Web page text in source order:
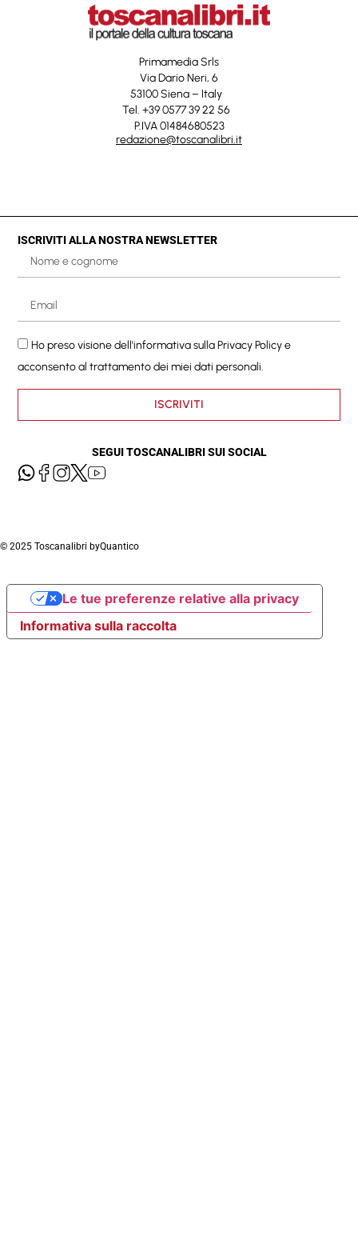
Primamedia Srls
Via Dario Neri, 6
53100 Siena – Italy
Tel. +39 0577 39 22 56
P.IVA 01484680523
redazione@toscanalibri.it
ISCRIVITI ALLA NOSTRA NEWSLETTER
Ho preso visione dell'informativa sullaPrivacy Policye
acconsento al trattamento dei miei dati personali.
ISCRIVITI
SEGUI TOSCANALIBRI SUI SOCIAL
© 2025 Toscanalibri byQuantico
Informativa sulla raccolta
Le tue preferenze relative alla privacy